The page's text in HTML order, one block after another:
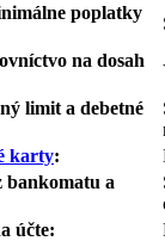
poplatky
na dosah
limit a debetné
karty:
bankomatu a
účte: